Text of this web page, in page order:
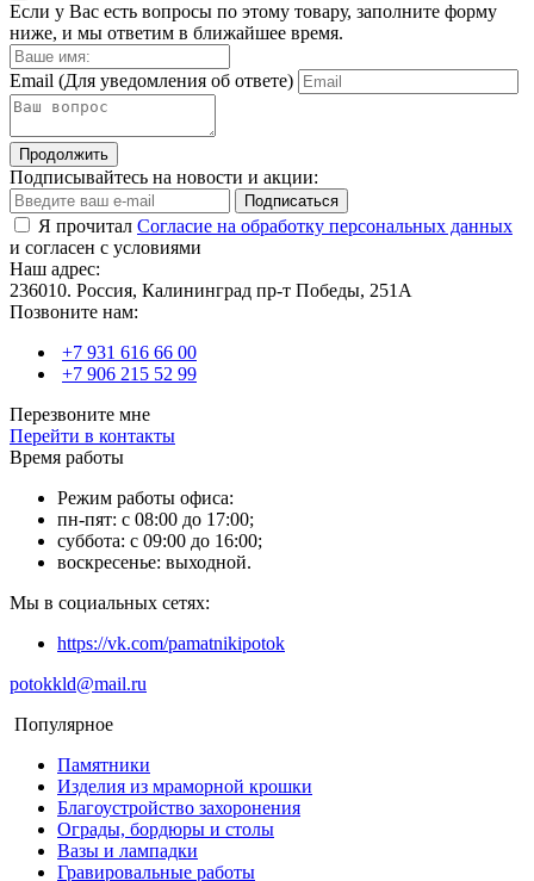
Если у Вас есть вопросы по этому товару, заполните форму
ниже, и мы ответим в ближайшее время.
Email (Для уведомления об ответе)
Продолжить
Подписывайтесь на новости и акции:
Подписаться
Я прочитал Согласие на обработку персональных данных
и согласен с условиями
Наш адрес:
236010. Россия, Калининград пр-т Победы, 251А
Позвоните нам:
+7 931 616 66 00
+7 906 215 52 99
Перезвоните мне
Перейти в контакты
Время работы
Режим работы офиса:
пн-пят: с 08:00 до 17:00;
суббота: с 09:00 до 16:00;
воскресенье: выходной.
Мы в социальных сетях:
https://vk.com/pamatnikipotok
potokkld@mail.ru
Популярное
Памятники
Изделия из мраморной крошки
Благоустройство захоронения
Ограды, бордюры и столы
Вазы и лампадки
Гравировальные работы